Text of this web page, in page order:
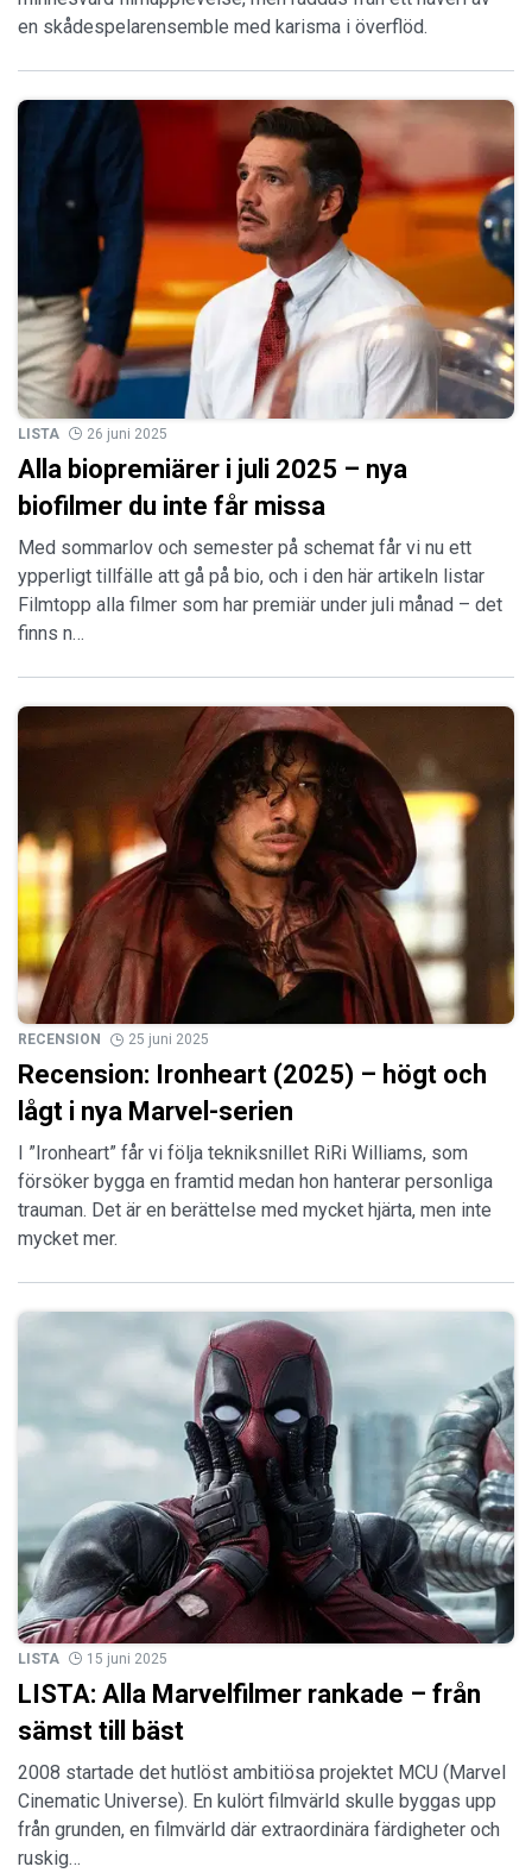
en skådespelarensemble med karisma i överflöd.
LISTA 26 juni 2025
Alla biopremiärer i juli 2025 – nya
biofilmer du inte får missa
Med sommarlov och semester på schemat får vi nu ett
ypperligt tillfälle att gå på bio, och i den här artikeln listar
Filmtopp alla filmer som har premiär under juli månad – det
finns n…
RECENSION 25 juni 2025
Recension: Ironheart (2025) – högt och
lågt i nya Marvel-serien
I ”Ironheart” får vi följa tekniksnillet RiRi Williams, som
försöker bygga en framtid medan hon hanterar personliga
trauman. Det är en berättelse med mycket hjärta, men inte
mycket mer.
LISTA 15 juni 2025
LISTA: Alla Marvelfilmer rankade – från
sämst till bäst
2008 startade det hutlöst ambitiösa projektet MCU (Marvel
Cinematic Universe). En kulört filmvärld skulle byggas upp
från grunden, en filmvärld där extraordinära färdigheter och
ruskig…